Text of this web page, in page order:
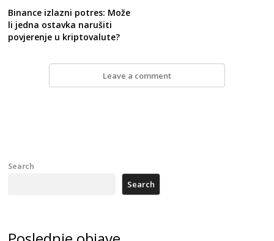
Binance izlazni potres: Može
li jedna ostavka narušiti
povjerenje u kriptovalute?
Leave a comment
Search
Search